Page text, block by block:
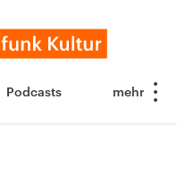
Podcasts